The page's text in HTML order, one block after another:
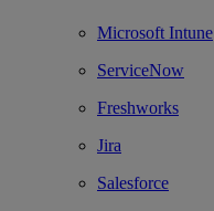
Microsoft Intune
ServiceNow
Freshworks
Jira
Salesforce